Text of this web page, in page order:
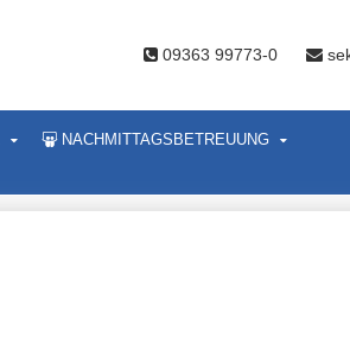
09363 99773-0
NACHMITTAGSBETREUUNG